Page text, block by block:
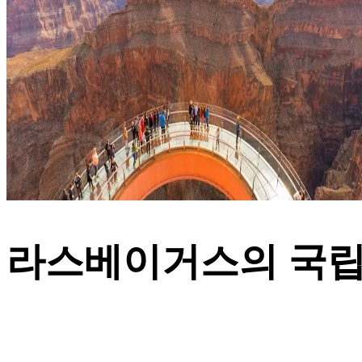
라스베이거스의 국